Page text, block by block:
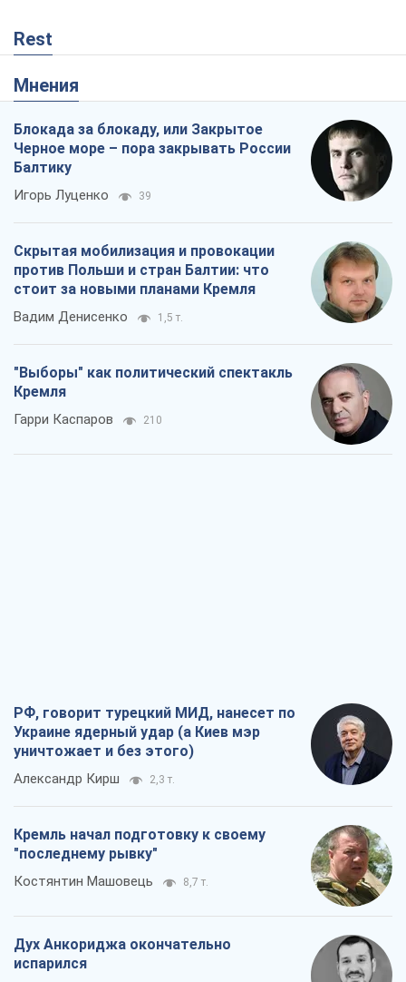
Rest
Мнения
Блокада за блокаду, или Закрытое
Черное море – пора закрывать России
Балтику
Игорь Луценко 39
Скрытая мобилизация и провокации
против Польши и стран Балтии: что
стоит за новыми планами Кремля
Вадим Денисенко 1,5 т.
"Выборы" как политический спектакль
Кремля
Гарри Каспаров 210
РФ, говорит турецкий МИД, нанесет по
Украине ядерный удар (а Киев мэр
уничтожает и без этого)
Александр Кирш 2,3 т.
Кремль начал подготовку к своему
"последнему рывку"
Костянтин Машовець 8,7 т.
Дух Анкориджа окончательно
испарился